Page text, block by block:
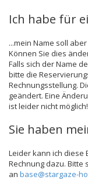
Ich habe für
...mein Name soll
Können Sie dies
Falls sich der Name
bitte die
Rechnungsstellung.
geändert. Eine
ist leider nicht möglich!
Sie haben
Leider kann ich diese
Rechnung dazu. Bitte
an base@stargaze-